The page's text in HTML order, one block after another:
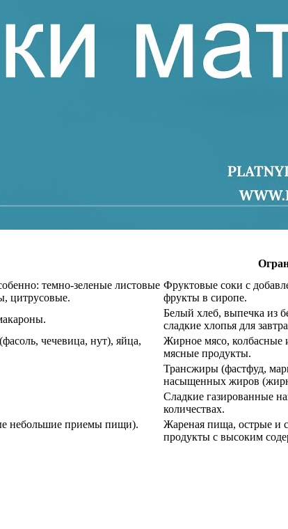
темно-зеленые листовые
цитрусовые.
Фруктовые соки с
фрукты в сиропе.
Белый хлеб, выпечка из
сладкие хлопья для
чечевица, нут), яйца,
Жирное мясо, колбасные
мясные продукты.
Трансжиры (фастфуд,
насыщенных жиров
Сладкие газированные
количествах.
небольшие приемы пищи).
Жареная пища, острые и
продукты с высоким